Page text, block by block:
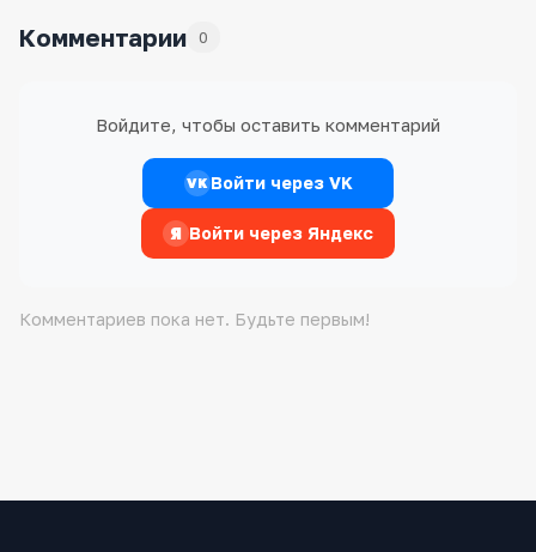
Комментарии 0
Войдите, чтобы оставить комментарий
VKВойти через VK
Я Войти через Яндекс
Комментариев пока нет. Будьте первым!